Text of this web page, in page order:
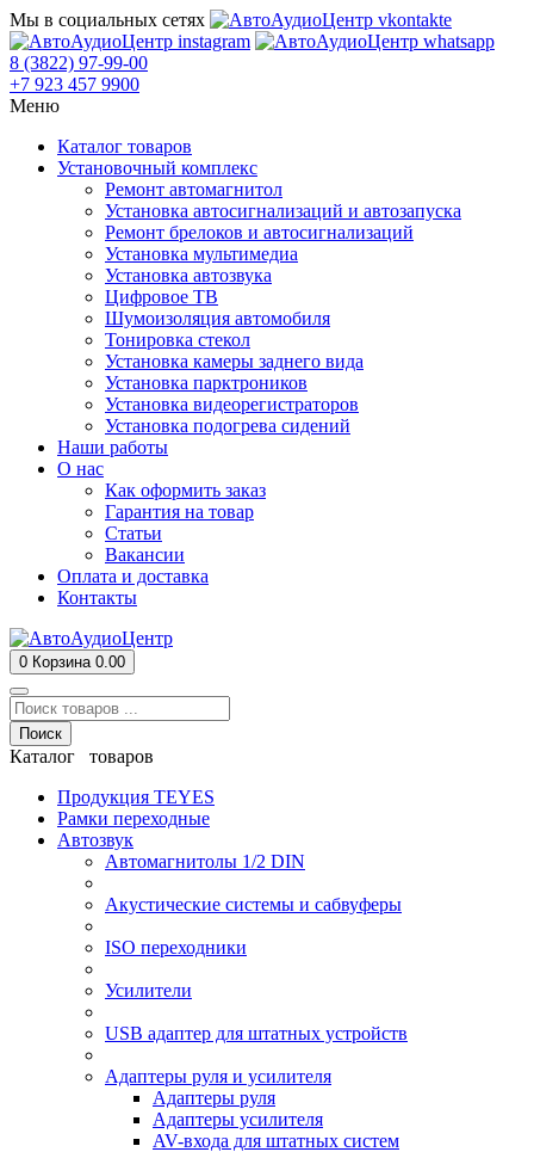
Мы в социальных сетях
8 (3822) 97-99-00
+7 923 457 9900
Меню
Каталог товаров
Установочный комплекс
Ремонт автомагнитол
Установка автосигнализаций и автозапуска
Ремонт брелоков и автосигнализаций
Установка мультимедиа
Установка автозвука
Цифровое ТВ
Шумоизоляция автомобиля
Тонировка стекол
Установка камеры заднего вида
Установка парктроников
Установка видеорегистраторов
Установка подогрева сидений
Наши работы
О нас
Как оформить заказ
Гарантия на товар
Статьи
Вакансии
Оплата и доставка
Контакты
0 Корзина 0.00
Поиск
Каталог товаров
Продукция TEYES
Рамки переходные
Автозвук
Автомагнитолы 1/2 DIN
Акустические системы и сабвуферы
ISO переходники
Усилители
USB адаптер для штатных устройств
Адаптеры руля и усилителя
Адаптеры руля
Адаптеры усилителя
AV-входа для штатных систем